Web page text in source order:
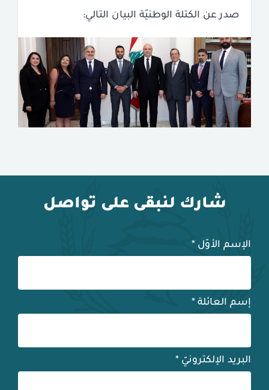
صدر عن الكتلة الوطنيّة البيان التالي:
شارك لنبقى على تواصل
الإسم الأوّل *
إسم العائلة *
البريد الإلكترونيّ *